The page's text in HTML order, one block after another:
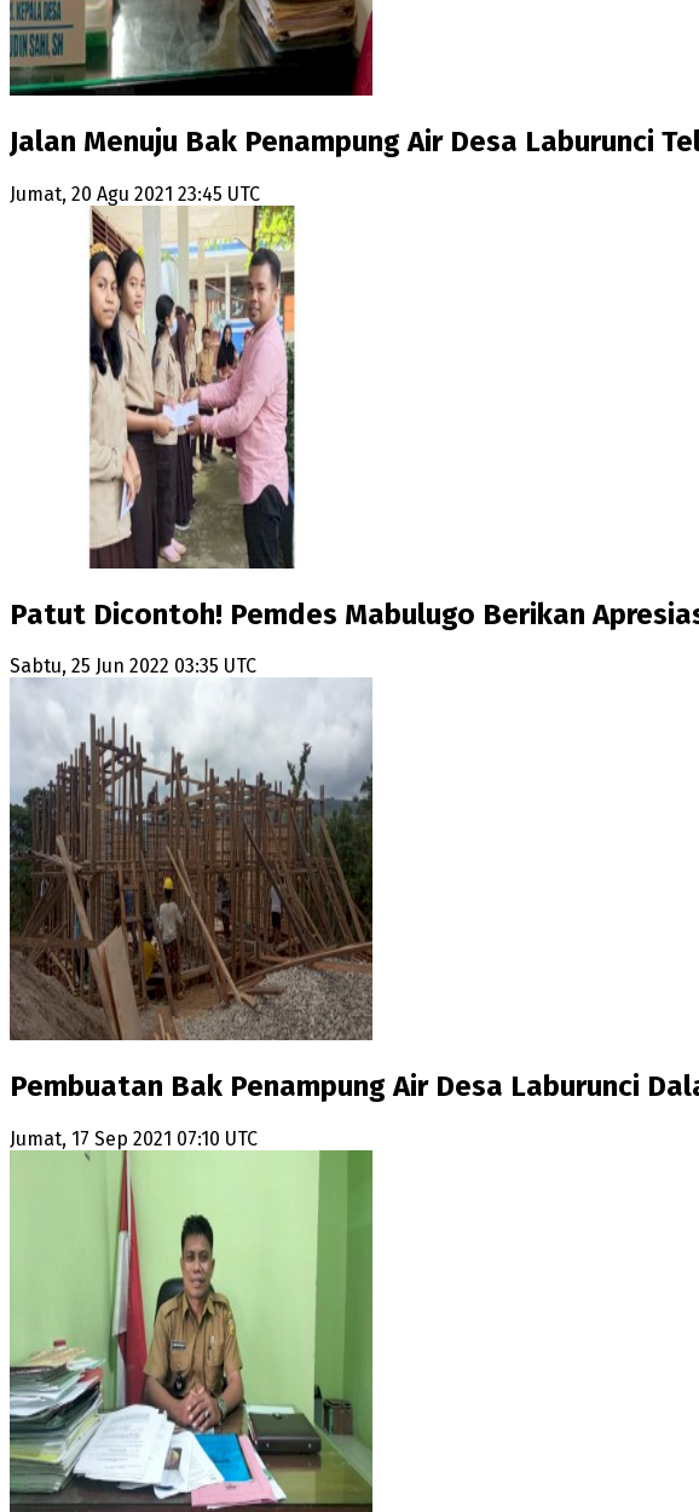
Jalan Menuju Bak Penampung Air Desa Laburunci
Jumat, 20 Agu 2021 23:45 UTC
Patut Dicontoh! Pemdes Mabulugo Berikan
Sabtu, 25 Jun 2022 03:35 UTC
Pembuatan Bak Penampung Air Desa Laburunci
Jumat, 17 Sep 2021 07:10 UTC